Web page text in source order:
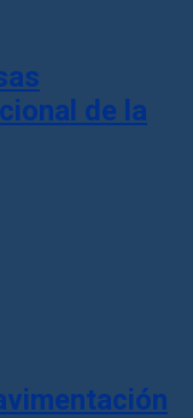
de la